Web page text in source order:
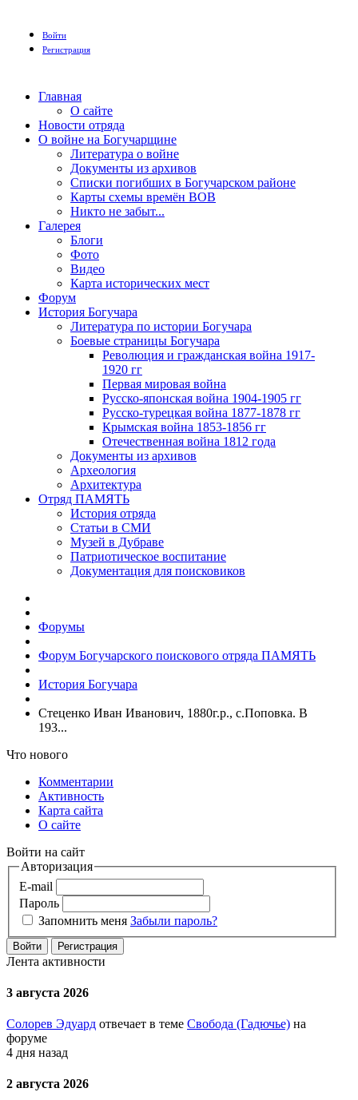
Войти
Регистрация
Главная
О сайте
Новости отряда
О войне на Богучарщине
Литература о войне
Документы из архивов
Списки погибших в Богучарском районе
Карты схемы времён ВОВ
Никто не забыт...
Галерея
Блоги
Фото
Видео
Карта исторических мест
Форум
История Богучара
Литература по истории Богучара
Боевые страницы Богучара
Революция и гражданская война 1917-
1920 гг
Первая мировая война
Русско-японская война 1904-1905 гг
Русско-турецкая война 1877-1878 гг
Крымская война 1853-1856 гг
Отечественная война 1812 года
Документы из архивов
Археология
Архитектура
Отряд ПАМЯТЬ
История отряда
Статьи в СМИ
Музей в Дубраве
Патриотическое воспитание
Документация для поисковиков
Форумы
Форум Богучарского поискового отряда ПАМЯТЬ
История Богучара
Стеценко Иван Иванович, 1880г.р., с.Поповка. В
193...
Что нового
Комментарии
Активность
Карта сайта
О сайте
Войти на сайт
Авторизация
E-mail
Пароль
Запомнить меня Забыли пароль?
Войти Регистрация
Лента активности
3 августа 2026
Солорев Эдуард отвечает в теме Свобода (Гадючье) на
форуме
4 дня назад
2 августа 2026